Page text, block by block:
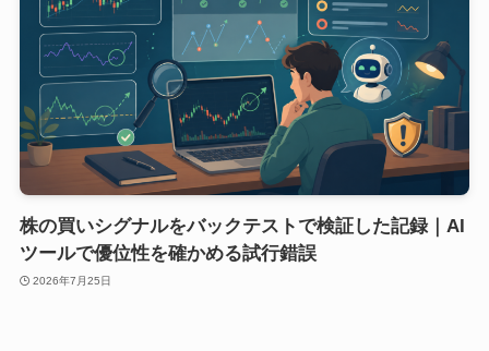
株の買いシグナルをバックテストで検証した記録｜AI
ツールで優位性を確かめる試行錯誤
2026年7月25日